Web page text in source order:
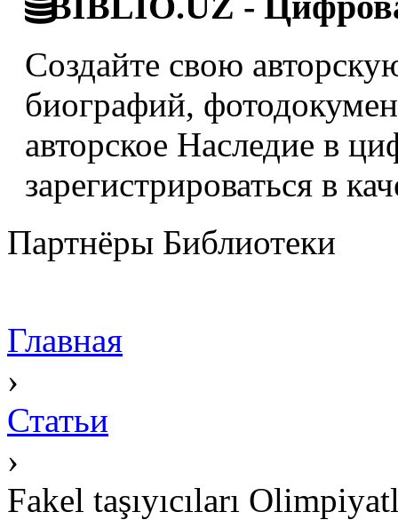
Создайте свою
биографий,
авторское Наследие в
зарегистрироваться в
Партнёры Библиотеки
Главная
›
Статьи
›
Fakel taşıyıcıları